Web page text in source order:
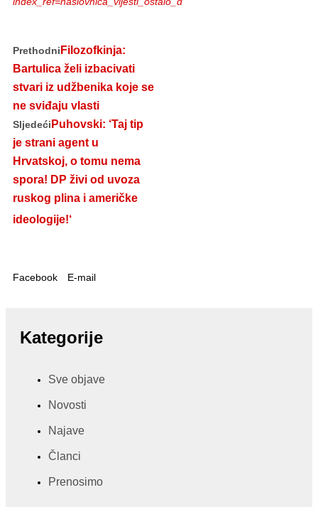
Prethodni Filozofkinja:
Bartulica želi izbacivati
stvari iz udžbenika koje se
ne sviđaju vlasti
Sljedeći Puhovski: ‘Taj tip
je strani agent u
Hrvatskoj, o tomu nema
spora! DP živi od uvoza
ruskog plina i američke
ideologije!‘
Facebook E-mail
Kategorije
Sve objave
Novosti
Najave
Članci
Prenosimo